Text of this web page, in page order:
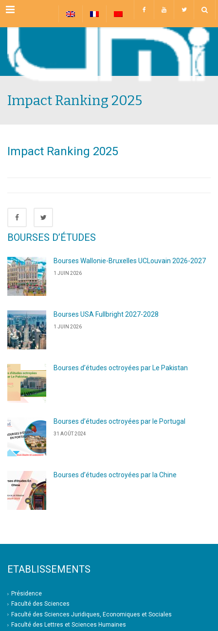
Menu
Impact Ranking 2025
Impact Ranking 2025
BOURSES D’ÉTUDES
Bourses Wallonie-Bruxelles UCLouvain 2026-2027
1 JUIN 2026
Bourses USA Fullbright 2027-2028
1 JUIN 2026
Bourses d’études octroyées par Le Pakistan
Bourses d’études octroyées par le Portugal
31 AOÛT 2024
Bourses d’études octroyées par la Chine
ETABLISSEMENTS
Présidence
Faculté des Sciences
Faculté des Sciences Juridiques, Economiques et Sociales
Faculté des Lettres et Sciences Humaines